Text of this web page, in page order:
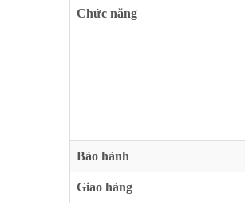
Chức năng
Bảo hành
Giao hàng